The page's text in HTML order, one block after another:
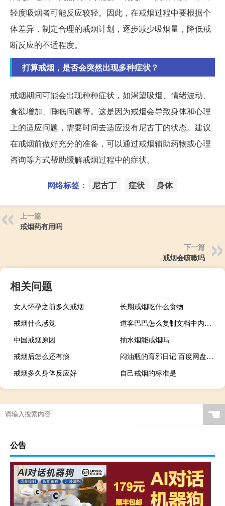
轻度吸烟者可能反应较轻。因此，在戒烟过程中要根据个
体差异，制定合理的戒烟计划，逐步减少吸烟量，降低戒
断反应的不适程度。
打算戒烟，是否会突然出现多种症状？
戒烟期间可能会出现种种症状，如渴望吸烟、情绪波动、
食欲增加、睡眠问题等。这是因为戒烟会导致身体和心理
上的适应问题，需要时间去适应没有尼古丁的状态。建议
在戒烟前做好充分的准备，可以通过戒烟辅助药物或心理
咨询等方式帮助缓解戒烟过程中的症状。
网络标签： 尼古丁 症状 身体
上一篇
戒烟药有用吗
下一篇
戒烟会咳嗽吗
相关问题
女人怀孕之前多久戒烟
长期戒烟吃什么食物
戒烟什么感觉
道客巴巴怎么复制文档中内容（道客巴巴怎么免费复制）
中国戒烟原因
抽水烟能戒烟吗
戒烟后怎么还有痰
闷油瓶的育邪日记 百度网盘（闷油瓶的育邪日记）
戒烟多久身体反应好
自己戒烟的标准是
☚
公告